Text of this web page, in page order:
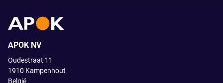
APOK NV
Oudestraat 11
1910 Kampenhout
België